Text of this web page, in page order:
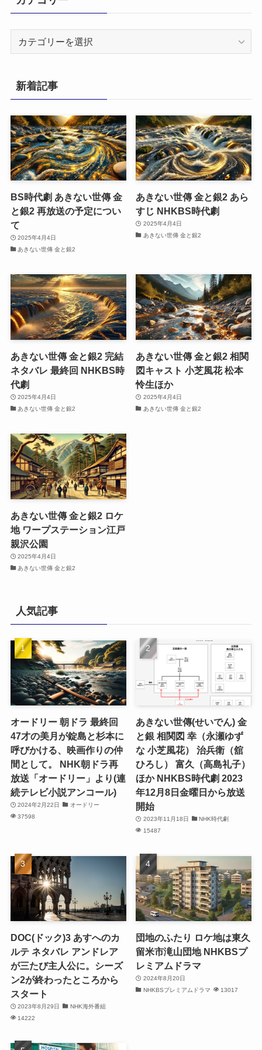
リ
ー
新着記事
BS時代劇 あきない世傳 金
と銀2 再放送の予定につい
て
2025年4月4日
あきない世傳 金と銀2
あきない世傳 金と銀2 あら
すじ NHKBS時代劇
2025年4月4日
あきない世傳 金と銀2
あきない世傳 金と銀2 完結
ネタバレ 最終回 NHKBS時
代劇
2025年4月4日
あきない世傳 金と銀2
あきない世傳 金と銀2 相関
図キャスト 小芝風花 松本
怜生ほか
2025年4月4日
あきない世傳 金と銀2
あきない世傳 金と銀2 ロケ
地 ワープステーション江戸
親沢公園
2025年4月4日
あきない世傳 金と銀2
人気記事
オードリー 朝ドラ 最終回
47才の美月が錠島と杉本に
呼びかける、映画作りの仲
間として。 NHK朝ドラ再
放送「オードリー」より(連
続テレビ小説アンコール)
2024年2月22日
オードリー
37598
あきない世傳(せいでん) 金
と銀 相関図 幸（永瀬ゆず
な 小芝風花） 治兵衛（舘
ひろし） 富久（高島礼子）
ほか NHKBS時代劇 2023
年12月8日金曜日から放送
開始
2023年11月18日
NHK時代劇
15487
DOC(ドック)3 あすへのカ
ルテ ネタバレ アンドレア
が三たび主人公に。シーズ
ン2が終わったところから
スタート
2023年8月29日
NHK海外番組
14222
団地のふたり ロケ地は東久
留米市滝山団地 NHKBSプ
レミアムドラマ
2024年8月20日
NHKBSプレミアムドラマ
13017